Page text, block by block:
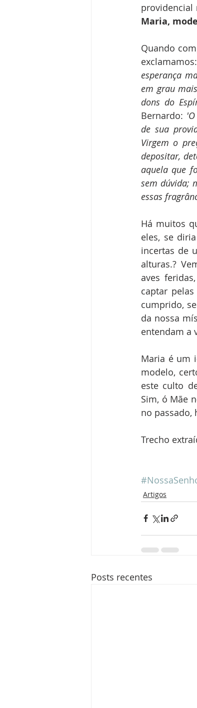
Maria,
Quando
exclamamos:
esperança
em grau
dons do
Bernardo:
de sua
Virgem o
depositar,
aquela que
sem dúvida;
essas
Há muitos
eles, se
incertas de
alturas.?
aves
captar
cumprido,
da nossa
entendam a
Maria é um
modelo,
este culto
Sim, ó Mãe
no passado,
Trecho
Artigos
Posts recentes